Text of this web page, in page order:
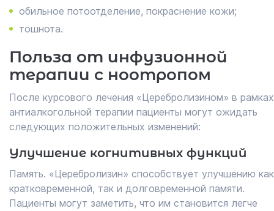
обильное потоотделение, покраснение кожи;
тошнота.
Польза от инфузионной
терапии с ноотропом
После курсового лечения «Церебролизином» в рамках
антиалкогольной терапии пациенты могут ожидать
следующих положительных изменений:
Улучшение когнитивных функций
Память. «Церебролизин» способствует улучшению как
кратковременной, так и долговременной памяти.
Пациенты могут заметить, что им становится легче